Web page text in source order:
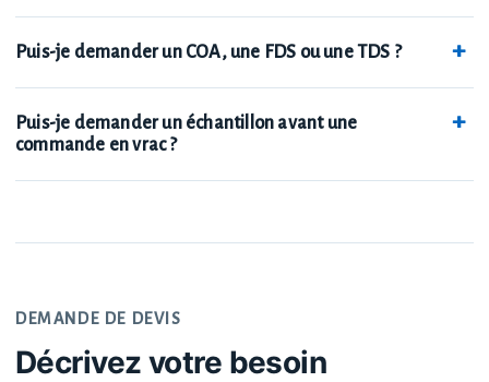
Puis-je demander un COA, une FDS ou une TDS ?
Puis-je demander un échantillon avant une
commande en vrac ?
DEMANDE DE DEVIS
Décrivez votre besoin